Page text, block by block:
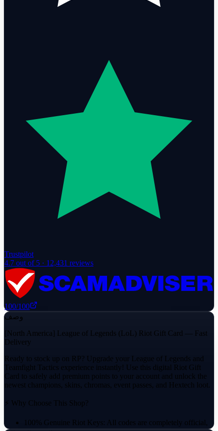
Trustpilot
4.7 out of 5 · 12,431 reviews
100/100
وصف
[North America] League of Legends (LoL) Riot Gift Card — Fast
Delivery
Ready to stock up on RP? Upgrade your League of Legends and
Teamfight Tactics experience instantly! Use this digital Riot Gift
Card to safely add premium points to your account and unlock the
newest champions, skins, chromas, event passes, and Hextech loot.
⚡ Why Choose This Shop?
100% Genuine Riot Keys: All codes are completely official,